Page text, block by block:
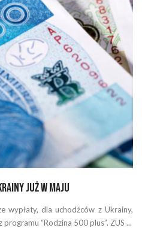
już w maju
wypłaty, dla uchodźców z Ukrainy,
“Rodzina 500 plus”. ZUS ...